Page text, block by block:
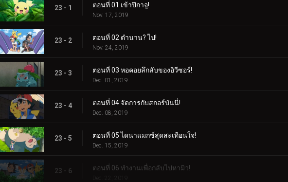
23 - 1 ตอนที่ 01 เข้าปิกาจู!
Nov. 17, 2019
23 - 2 ตอนที่ 02 ตำนาน? ไป!
Nov. 24, 2019
23 - 3 ตอนที่ 03 หอคอยลึกลับของอิวีซอร์!
Dec. 01, 2019
23 - 4 ตอนที่ 04 จัดการกับสกอร์บันนี่!
Dec. 08, 2019
23 - 5 ตอนที่ 05 ไดนาแมกซ์สุดสะเทือนใจ!
Dec. 15, 2019
23 - 6 ตอนที่ 06 ทำงานเพื่อกลับไปหามิว!
Dec. 22, 2019